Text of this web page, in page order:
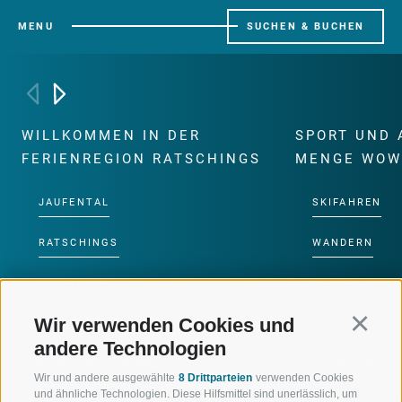
Wir verwenden Cookies und
andere Technologien
Wir und andere ausgewählte 8 Drittparteien verwenden Cookies
und ähnliche Technologien. Diese Hilfsmittel sind unerlässlich, um
MENU SUCHEN & BUCHEN
WILLKOMMEN IN DER
FERIENREGION RATSCHINGS
JAUFENTAL
RATSCHINGS
RIDNAUNTAL
BERGBAHNEN
SKISCHULE RATSCHINGS
SPORT UND
MENGE
SKIFAHREN
WANDERN
HOCHALPINE